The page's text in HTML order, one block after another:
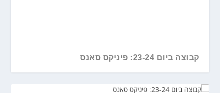
קבוצה ביום 23-24: פיניקס סאנס